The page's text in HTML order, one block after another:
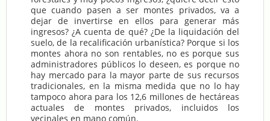
que cuando pasen a ser montes privados, va a
dejar de invertirse en ellos para generar más
ingresos? ¿A cuenta de qué? ¿De la liquidación del
suelo, de la recalificación urbanística? Porque si los
montes ahora no son rentables, no es porque sus
administradores públicos lo deseen, es porque no
hay mercado para la mayor parte de sus recursos
tradicionales, en la misma medida que no lo hay
tampoco ahora para los 12,6 millones de hectáreas
actuales de montes privados, incluidos los
vecinales en mano común.